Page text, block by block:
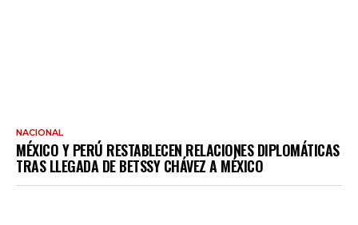
NACIONAL
MÉXICO Y PERÚ RESTABLECEN RELACIONES DIPLOMÁTICAS
TRAS LLEGADA DE BETSSY CHÁVEZ A MÉXICO